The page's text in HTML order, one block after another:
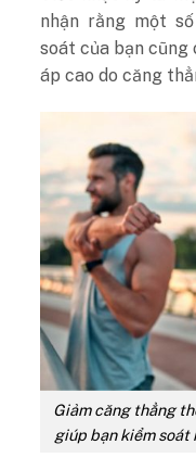
nhận rằng một
soát của bạn
áp cao do căng
Giảm căng thẳng
giúp bạn kiểm soát